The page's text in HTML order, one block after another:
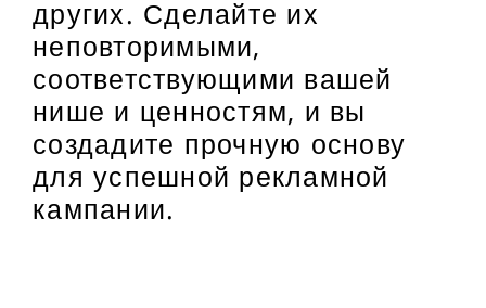
других. Сделайте их
неповторимыми,
соответствующими вашей
нише и ценностям, и вы
создадите прочную основу
для успешной рекламной
кампании.